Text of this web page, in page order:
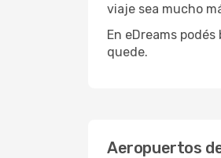
viaje sea mucho
En eDreams
quede.
Aeropuertos